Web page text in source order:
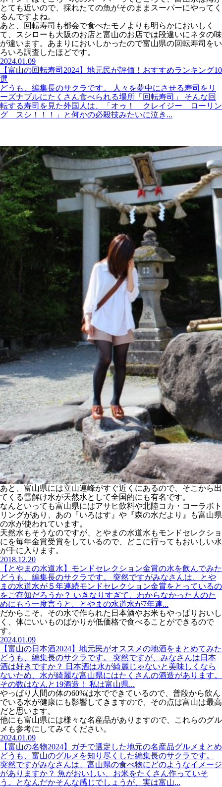
とても近いので、採れたての魚がそのままスーパーにやってく
るんですよね。
あと、回転寿司も都会で食べたモノよりも明らかにおいしく
て、スシローも大阪のお店と富山のお店では段違いにネタの味
が違います。あまりにおいしかったので富山県の回転寿司をい
ろいろ調査したほどです。
2024.01.09
【富山の回転寿司2024】地元民が評価！おすすめランキング10
選
どうも、編集長のサクラです。 人々を夢中にさせる寿司をリ
ーズナブルにたくさん食べられる場所「回転寿司」 そんな回
転する寿司を見た外国人は、「オゥ！ クレイジー ローリン
グ スシ！！！」と何かの必殺技みたいに泣き...
あと、富山県には立山連峰がすぐ近くにあるので、そこから出
てくる雪解け水が天然水として全国的にも有名です。
なんといっても富山県にはアサヒ飲料や北陸コカ・コーラボト
リングがあり、あの『いろはす』や『森の水だより』も富山県
の水が使われています。
天然水もそうなのですが、とやまの水道水もモンドセレクショ
にを毎年金賞受賞をしているので、どこに行ってもおいしい水
が手に入ります。
2018.12.20
【とやまの水道水】モンドセレクション金賞の水を飲んでみた
どうも、編集長のサクラです。 突然ですがみなさんは、とや
まの水道水が５年連続モンドセレクション金賞をとっているの
をご存知だろうか？ いきなりすぎて、わからなかった人のた
めにもう一度言うと、とやまの水道水が7年連...
だからこそ、その水で作られた日本酒やお米もやっぱりおいし
く、体にいいものばかりが低価格で食べることができるので
す。
2024.01.09
【富山の日本酒2024】地元民がオススメの地酒をまとめてみた
どうも、編集長のサクラです。 突然ですが、みなさんは日本
酒は好きですか？ 日本酒は水が綺麗じゃないと美味しくなら
ないため、水が綺麗な富山県にはたくさんの酒造があります。
その数はなんと19酒造！ 私は富山県...
やっぱり人間の体の60%は水でできているので、普段から飲ん
でいる水が健康にも影響してきますので、その点は富山は最高
だと思います。
他にも富山県には様々な名産品がありますので、これらのグル
メも参考にしてみてください。
2024.01.09
【富山の名物2024】ガチで選定した地元の名産品グルメまとめ
どうも、富山のグルメを知り尽くした編集長のサクラです。
突然ですがみなさんは、富山県の食べ物にどのようなイメージ
がありますか？ 魚がおいしい、お米をたくさん作っていそ
う。となんだかそんな感じでしょうが、実は富山...